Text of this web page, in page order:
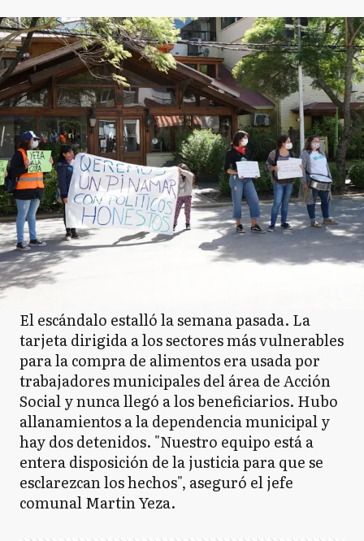
El escándalo estalló la semana pasada. La
tarjeta dirigida a los sectores más vulnerables
para la compra de alimentos era usada por
trabajadores municipales del área de Acción
Social y nunca llegó a los beneficiarios. Hubo
allanamientos a la dependencia municipal y
hay dos detenidos. "Nuestro equipo está a
entera disposición de la justicia para que se
esclarezcan los hechos", aseguró el jefe
comunal Martin Yeza.